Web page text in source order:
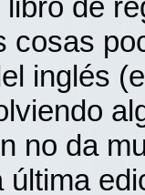
de
cosas
inglés
no da
última